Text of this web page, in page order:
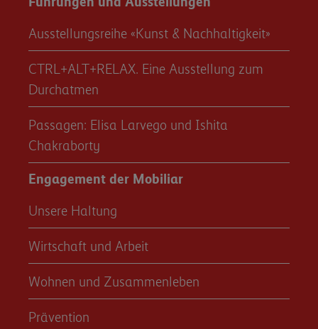
Ausstellungsreihe «Kunst & Nachhaltigkeit»
CTRL+ALT+RELAX. Eine Ausstellung zum
Durchatmen
Passagen: Elisa Larvego und Ishita
Chakraborty
Engagement der Mobiliar
Unsere Haltung
Wirtschaft und Arbeit
Wohnen und Zusammenleben
Prävention